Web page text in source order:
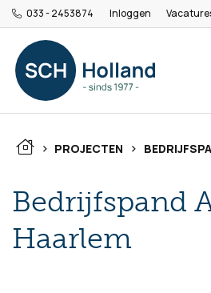
033 - 2453874 Inloggen
> PROJECTEN >
Bedrijfspand
Haarlem